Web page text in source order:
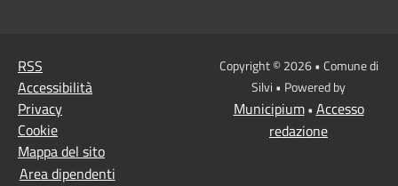
RSS
Accessibilità
Privacy
Cookie
Mappa del sito
Area dipendenti
Copyright © 2026 • Comune di
Silvi • Powered by
Municipium• Accesso
redazione